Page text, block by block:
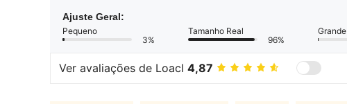
Ajuste Geral:
Pequeno
3%
Tamanho Real
96%
Grande
Ver avaliações de Loacl 4,87